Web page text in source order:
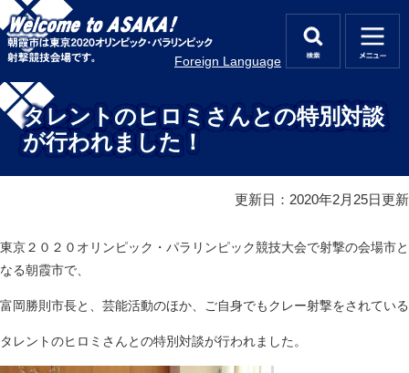
ー
ジ
の
先
頭
で
ニ
ュ
ー
を
飛
ば
索
メ
ニ
ー
Foreign Language
本
文
タレントのヒロミさんとの特別対談
が行われました！
更新日：2020年2月25日更新
東京２０２０オリンピック・パラリンピック競技大会で射撃の会場市と
なる朝霞市で、
富岡勝則市長と、芸能活動のほか、ご自身でもクレー射撃をされている
タレントのヒロミさんとの特別対談が行われました。